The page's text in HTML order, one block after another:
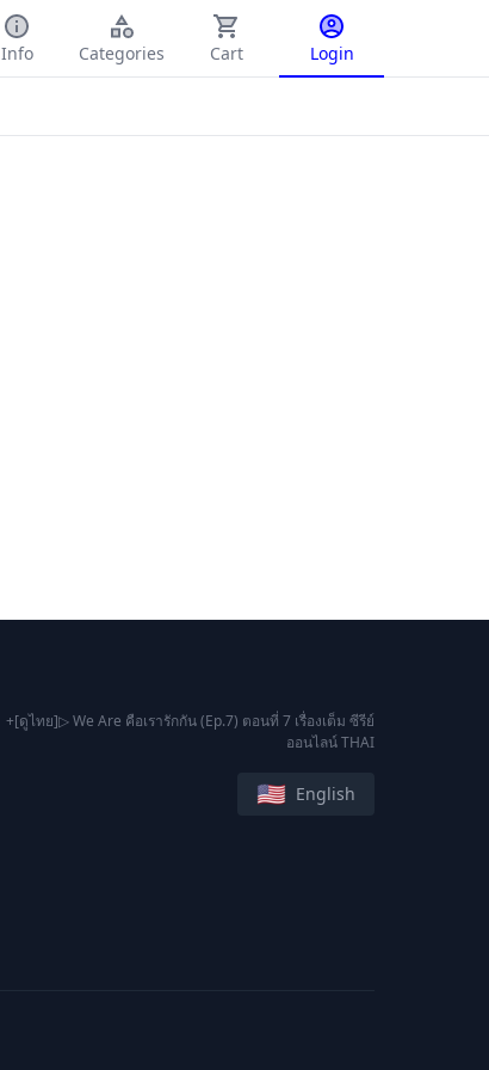
Info Categories Cart Login
+[ดูไทย]▷ We Are คือเรารักกัน (Ep.7) ตอนที่ 7 เรื่องเต็ม ซีรีย์
ออนไลน์ THAI
🇺🇸 English